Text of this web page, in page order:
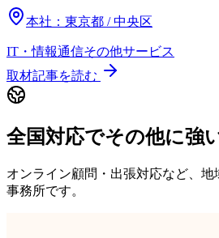
本社： 東京都 / 中央区
IT・情報通信その他サービス
取材記事を読む
全国対応でその他に強
オンライン顧問・出張対応など、地
事務所です。